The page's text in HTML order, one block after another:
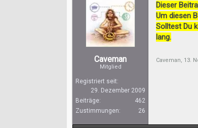
Caveman
Mitglied
Registriert seit:
29. Dezember 2009
Beiträge:
462
Zustimmungen:
26
Dieser
Um diesen
Solltest Du
lang.
Caveman, 13.